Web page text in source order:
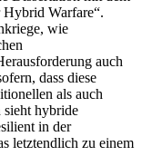
Hybrid Warfare“.
wie
auch
dass diese
als auch
sieht hybride
in der
letztendlich zu einem